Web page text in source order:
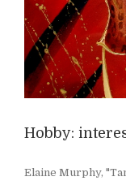
Hobby:
Elaine Murphy,